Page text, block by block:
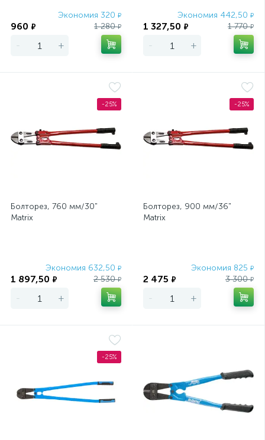
Экономия 320 ₽
960 ₽ 1 280₽
- +
Экономия 442,50 ₽
1 327,50 ₽ 1 770₽
- +
-25%
Болторез, 760 мм/30"
Matrix
Экономия 632,50 ₽
1 897,50 ₽ 2 530₽
- +
-25%
Болторез, 900 мм/36"
Matrix
Экономия 825 ₽
2 475 ₽ 3 300₽
- +
-25%